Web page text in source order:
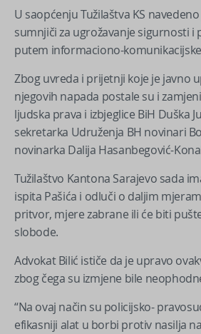
U saopćenju Tužilaštva KS
sumnjiči za ugrožavanje sigurnosti i
putem informaciono-
Zbog uvreda i prijetnji koje je javno
njegovih napada postale su i
ljudska prava i izbjeglice BiH Duška
sekretarka Udruženja BH novinari
novinarka Dalija Hasanbegović-
​Tužilaštvo Kantona Sarajevo sada
ispita Pašića i odluči o daljim
pritvor, mjere zabrane ili će biti
slobode.
Advokat Bilić ističe da je upravo
zbog čega su izmjene bile
“Na ovaj način su policijsko-
efikasniji alat u borbi protiv nasilja